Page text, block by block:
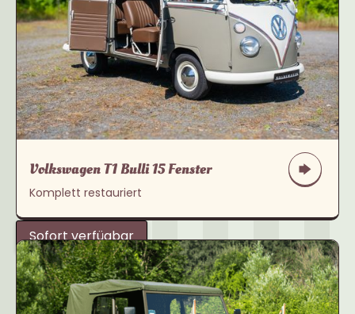
Volkswagen T1 Bulli 15 Fenster
Komplett restauriert
Sofort verfügbar